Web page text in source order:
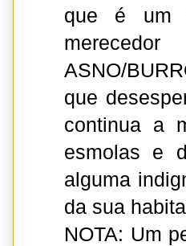
que é um
ASNO/
que
continua a
esmolas e
alguma
da sua
NOTA: Um